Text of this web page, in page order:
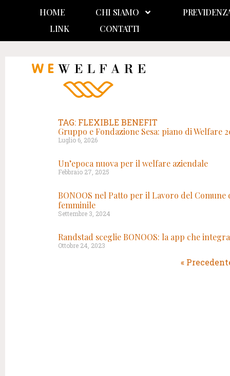
HOME CHI SIAMO
LINK
CONTATTI
TAG: FLEXIBLE BENEFIT
Gruppo e Fondazione Sesa: piano di Welfare
Luglio 6, 2026
Un’epoca nuova per il welfare aziendale
Febbraio 27, 2025
BONOOS nel Patto per il Lavoro del
femminile
Settembre 3, 2024
Randstad sceglie BONOOS: la app che
Ottobre 24, 2023
«